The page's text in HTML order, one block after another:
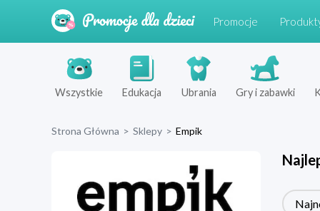
Promocje
Wszystkie Edukacja Ubrania Gry i zabawki
Strona Główna > Sklepy > Empik